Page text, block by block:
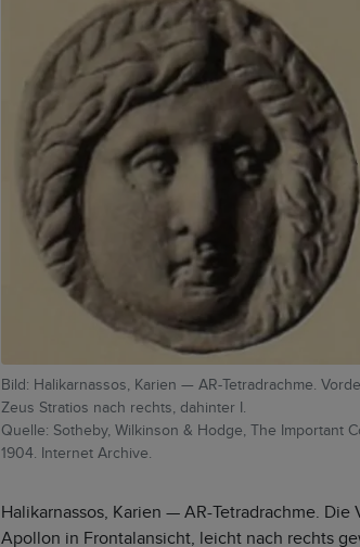
Bild: Halikarnassos, Karien — AR-Tetradrachme.
Zeus Stratios nach rechts, dahinter I.
Quelle: Sotheby, Wilkinson & Hodge, The Important
1904. Internet Archive.
Halikarnassos, Karien — AR-Tetradrachme.
Apollon in Frontalansicht, leicht nach rechts